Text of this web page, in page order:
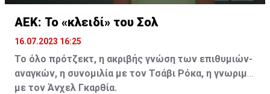
ΑΕΚ: Το «κλειδί» του Σολ
16.07.2023 16:25
Το όλο πρότζεκτ, η ακριβής γνώση των επιθυμιών-
αναγκών, η συνομιλία με τον Τσάβι Ρόκα, η γνωριμία
με τον Άνχελ Γκαρθία.